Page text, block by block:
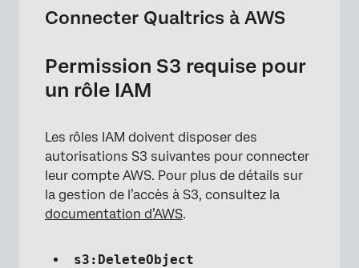
Connecter Qualtrics à AWS
Permission S3 requise pour
un rôle IAM
Les rôles IAM doivent disposer des
autorisations S3 suivantes pour connecter
leur compte AWS. Pour plus de détails sur
la gestion de l’accès à S3, consultez la
documentation d’AWS.
s3:DeleteObject